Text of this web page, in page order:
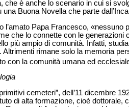
che è anche lo scenario in cui si
una Buona Novella che parte
l’amato Papa Francesco,
che lo connette con le
più ampio di comunità. Infatti,
rimane solo la memoria
con la comunità umana ed
cemeteri”, dell’11 dicembre
di alta formazione, cioè